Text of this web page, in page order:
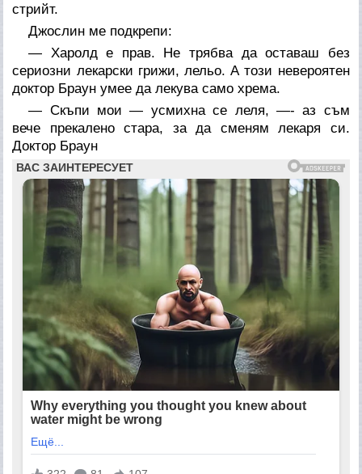
стрийт.
Джослин ме подкрепи:
— Харолд е прав. Не трябва да оставаш без
сериозни лекарски грижи, лельо. А този невероятен
доктор Браун умее да лекува само хрема.
— Скъпи мои — усмихна се леля, —- аз съм
вече прекалено стара, за да сменям лекаря си.
Доктор Браун